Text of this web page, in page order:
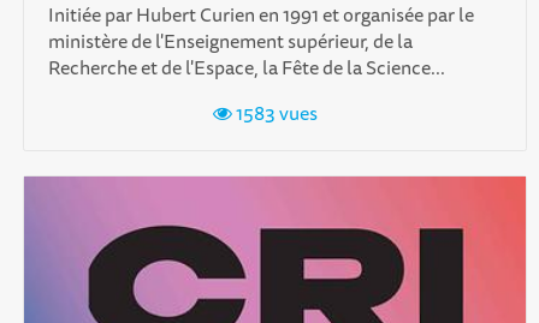
Initiée par Hubert Curien en 1991 et organisée par le
ministère de l'Enseignement supérieur, de la
Recherche et de l'Espace, la Fête de la Science...
1583 vues